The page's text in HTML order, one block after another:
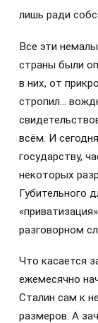
лишь ради
Все эти
страны были
в них, от
стропил…
всём. И
государству,
некоторых
Губительного
разговорном
Что касается
ежемесячно
Сталин сам к
размеров. А